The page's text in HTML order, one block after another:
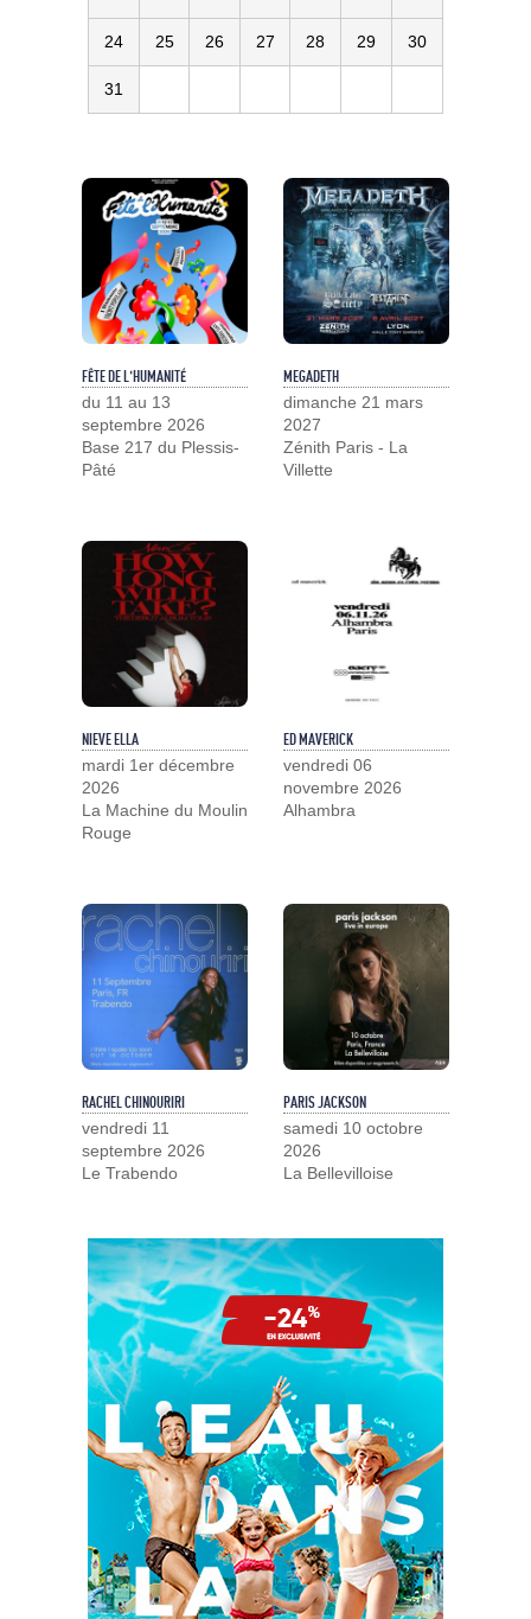
24 25 26 27 28 29 30
31
FÊTE DE L'HUMANITÉ
du 11 au 13
septembre 2026
Base 217 du Plessis-
Pâté
MEGADETH
dimanche 21 mars
2027
Zénith Paris - La
Villette
NIEVE ELLA
mardi 1er décembre
2026
La Machine du Moulin
Rouge
ED MAVERICK
vendredi 06
novembre 2026
Alhambra
RACHEL CHINOURIRI
vendredi 11
septembre 2026
Le Trabendo
PARIS JACKSON
samedi 10 octobre
2026
La Bellevilloise